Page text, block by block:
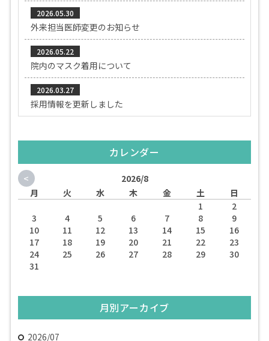
2026.05.30
外来担当医師変更のお知らせ
2026.05.22
院内のマスク着用について
2026.03.27
採用情報を更新しました
カレンダー
<
2026/8
月
火 水 木 金 土
日
1
2
3
4 5 6 7 8
9
10
11 12 13 14 15
16
17
18 19 20 21 22
23
24
25 26 27 28 29
30
31
月別アーカイブ
2026/07